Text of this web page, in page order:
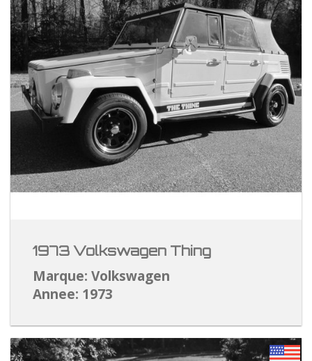
1973 Volkswagen Thing
Marque: Volkswagen
Annee: 1973